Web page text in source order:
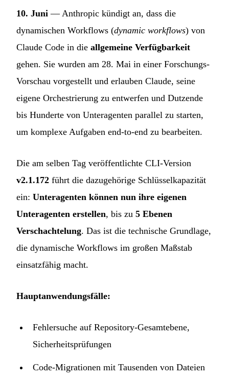
10. Juni — Anthropic kündigt an, dass die
dynamischen Workflows (dynamic workflows) von
Claude Code in die allgemeine Verfügbarkeit
gehen. Sie wurden am 28. Mai in einer Forschungs-
Vorschau vorgestellt und erlauben Claude, seine
eigene Orchestrierung zu entwerfen und Dutzende
bis Hunderte von Unteragenten parallel zu starten,
um komplexe Aufgaben end-to-end zu bearbeiten.
Die am selben Tag veröffentlichte CLI-Version
v2.1.172 führt die dazugehörige Schlüsselkapazität
ein: Unteragenten können nun ihre eigenen
Unteragenten erstellen, bis zu 5 Ebenen
Verschachtelung. Das ist die technische Grundlage,
die dynamische Workflows im großen Maßstab
einsatzfähig macht.
Hauptanwendungsfälle:
Fehlersuche auf Repository-Gesamtebene,
Sicherheitsprüfungen
Code-Migrationen mit Tausenden von Dateien